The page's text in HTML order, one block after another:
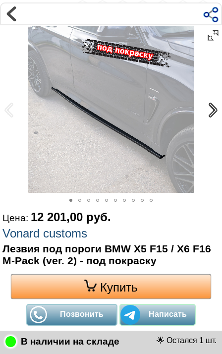
Магазин
Интернет-магазин �... X5 F15 2013-2018
Цена: 12 201,00 руб.
Vonard customs
Лезвия под пороги BMW X5 F15 / X6 F16
M-Pack (ver. 2) - под покраску
Купить
Позвонить Написать
В наличии на складе 🌟 Остался 1 шт.
Наверх ▲
Наши контакты:
ул Ярославская д9 к2с5
Маршрут на Авто
Маршрут пешком
Телефон:
+7 985 364 2044
@vonardtuning:vonard.ru
График работы по московскому времени:
пн-пт 10:30-19:00,сб 12:00-16:00
Мы в соц сетях: